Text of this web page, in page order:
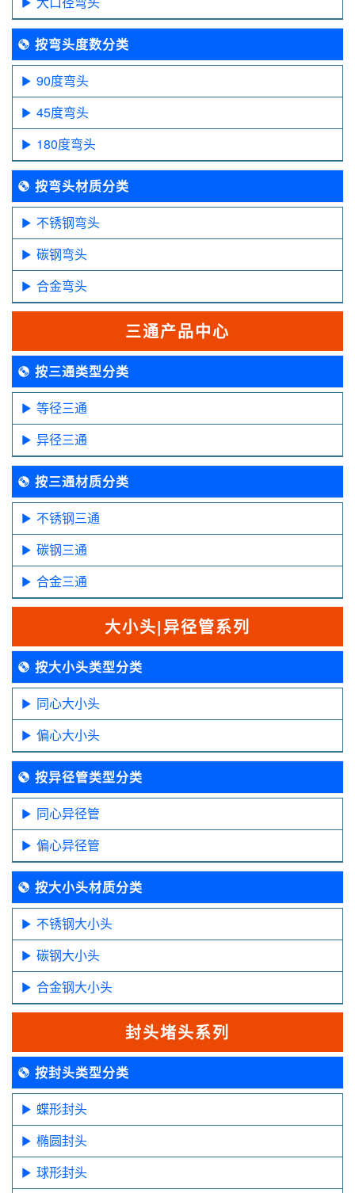
按弯头度数分类
90度弯头
45度弯头
180度弯头
按弯头材质分类
不锈钢弯头
碳钢弯头
合金弯头
三通产品中心
按三通类型分类
等径三通
异径三通
按三通材质分类
不锈钢三通
碳钢三通
合金三通
大小头|异径管系列
按大小头类型分类
同心大小头
偏心大小头
按异径管类型分类
同心异径管
偏心异径管
按大小头材质分类
不锈钢大小头
碳钢大小头
合金钢大小头
封头堵头系列
按封头类型分类
蝶形封头
椭圆封头
球形封头